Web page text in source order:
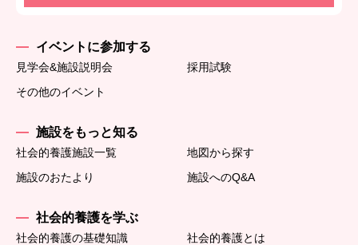
イベントに参加する
見学会&施設説明会
採用試験
その他のイベント
施設をもっと知る
社会的養護施設一覧
地図から探す
施設のおたより
施設へのQ&A
社会的養護を学ぶ
社会的養護の基礎知識
社会的養護とは